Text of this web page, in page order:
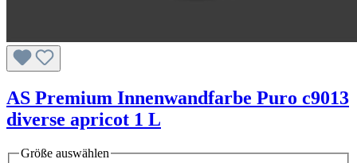
AS Premium Innenwandfarbe Puro c9013
diverse apricot 1 L
Größe auswählen